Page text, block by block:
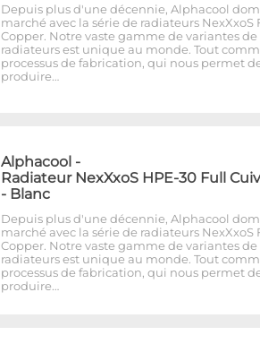
Depuis plus d'une décennie, Alphacool
marché avec la série de radiateurs NexXxoS
Copper. Notre vaste gamme de variantes de
radiateurs est unique au monde. Tout
processus de fabrication, qui nous permet
produire…
Alphacool -
Radiateur NexXxoS HPE-30 Full
- Blanc
Depuis plus d'une décennie, Alphacool
marché avec la série de radiateurs NexXxoS
Copper. Notre vaste gamme de variantes de
radiateurs est unique au monde. Tout
processus de fabrication, qui nous permet
produire…